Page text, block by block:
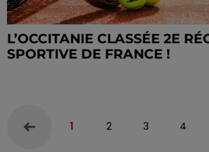
L’OCCITANIE CLASSÉE 2E
SPORTIVE DE FRANCE !
1 2 3 4